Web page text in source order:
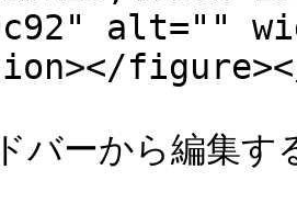
alt=""
ーから編集す